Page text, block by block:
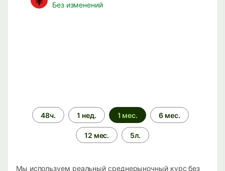
Без изменений
Период
времени
48ч. 1 нед. 1 мес. 6 мес.
12 мес. 5л.
Мы используем реальный среднерыночный курс без